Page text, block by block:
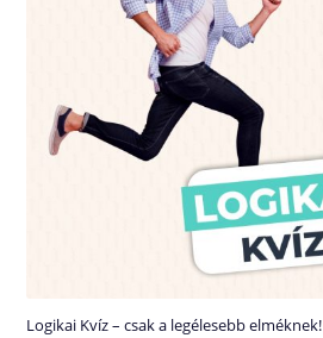
Logikai Kvíz – csak a legélesebb elméknek!